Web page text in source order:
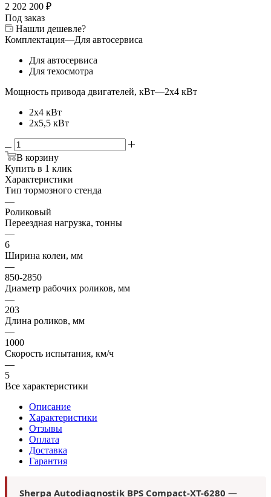
2 202 200 ₽
Под заказ
Нашли дешевле?
Комплектация—Для автосервиса
Для автосервиса
Для техосмотра
Мощность привода двигателей, кВт—2x4 кВт
2x4 кВт
2x5,5 кВт
В корзину
Купить в 1 клик
Характеристики
Тип тормозного стенда
—
Роликовый
Переездная нагрузка, тонны
—
6
Ширина колеи, мм
—
850-2850
Диаметр рабочих роликов, мм
—
203
Длина роликов, мм
—
1000
Скорость испытания, км/ч
—
5
Все характеристики
Описание
Характеристики
Отзывы
Оплата
Доставка
Гарантия
Sherpa Autodiagnostik BPS Compact-XT-6280 —